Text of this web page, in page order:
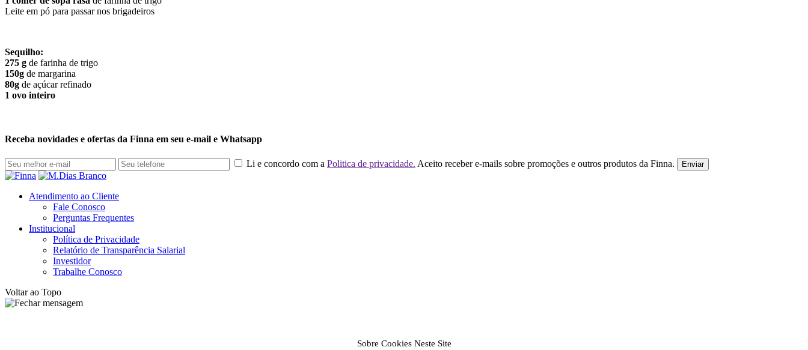
Leite em pó para passar nos brigadeiros
Sequilho:
275 g de farinha de trigo
150g de margarina
80g de açúcar refinado
1 ovo inteiro
Receba novidades e ofertas da Finna em seu e-mail e Whatsapp
Li e concordo com a Politica de privacidade. Aceito receber e-mails sobre promoções e outros produtos da Finna. Enviar
Atendimento ao Cliente
Fale Conosco
Perguntas Frequentes
Institucional
Política de Privacidade
Relatório de Transparência Salarial
Investidor
Trabalhe Conosco
Voltar ao Topo
Sobre Cookies Neste Site